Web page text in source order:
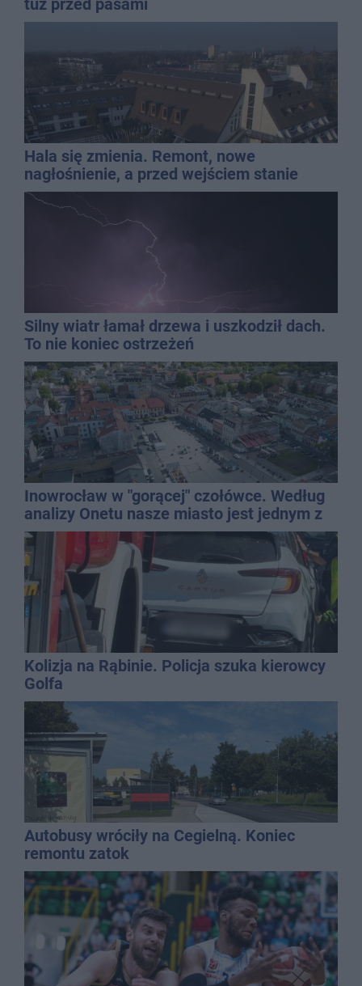
tuż przed pasami
Hala się zmienia. Remont, nowe
nagłośnienie, a przed wejściem stanie
QEMETICA ARENA
Silny wiatr łamał drzewa i uszkodził dach.
To nie koniec ostrzeżeń
Inowrocław w "gorącej" czołówce. Według
analizy Onetu nasze miasto jest jednym z
najbardziej narażonych na upały
Kolizja na Rąbinie. Policja szuka kierowcy
Golfa
Autobusy wróciły na Cegielną. Koniec
remontu zatok